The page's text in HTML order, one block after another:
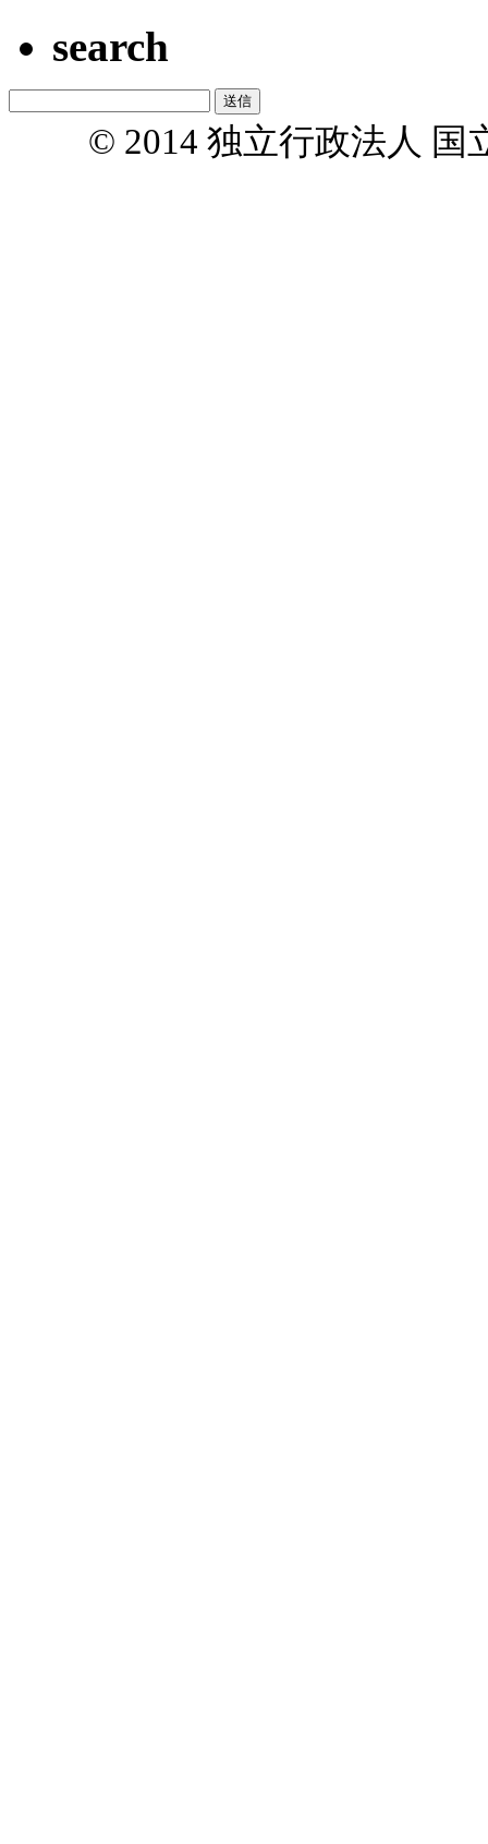
search
© 2014 独立行政法人 国